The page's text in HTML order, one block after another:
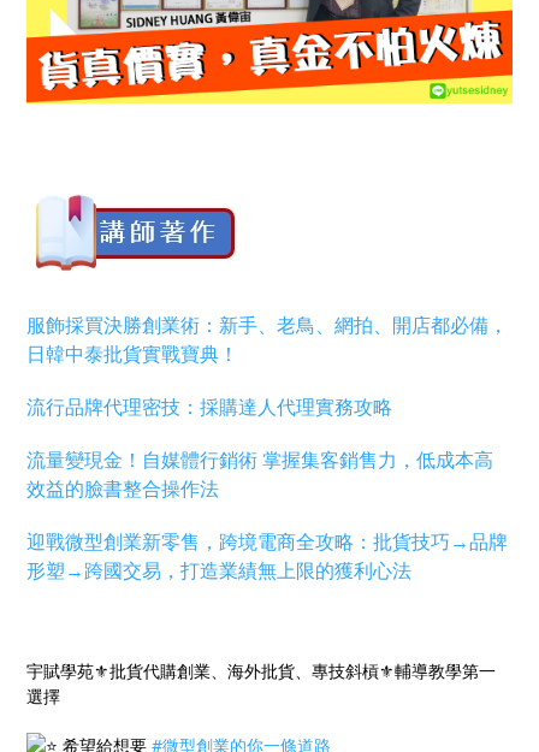
服飾採買決勝創業術：新手、老鳥、網拍、開店都必備，
日韓中泰批貨實戰寶典！
流行品牌代理密技：採購達人代理實務攻略
流量變現金！自媒體行銷術 掌握集客銷售力，低成本高
效益的臉書整合操作法
迎戰微型創業新零售，跨境電商全攻略：批貨技巧→品牌
形塑→跨國交易，打造業績無上限的獲利心法
宇賦學苑⚜️批貨代購創業、海外批貨、專技斜槓⚜️輔導教學第一
選擇
希望給想要#微型創業的你一條道路